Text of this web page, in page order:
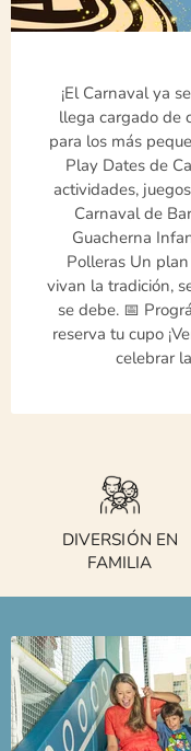
¡El Carnaval ya
llega cargado de
para los más
Play Dates de
actividades,
Carnaval de
Guacherna
Polleras Un
vivan la tradición,
se debe. 📅
reserva tu cupo
celebrar
DIVERSIÓN EN
FAMILIA